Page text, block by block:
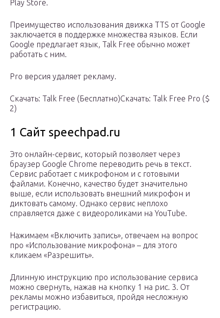
Play Store.
Преимущество использования движка TTS от Google
заключается в поддержке множества языков. Если
Google предлагает язык, Talk Free обычно может
работать с ним.
Pro версия удаляет рекламу.
Скачать: Talk Free (Бесплатно)Скачать: Talk Free Pro ($
2)
1 Сайт speechpad.ru
Это онлайн-сервис, который позволяет через
браузер Google Chrome переводить речь в текст.
Сервис работает с микрофоном и с готовыми
файлами. Конечно, качество будет значительно
выше, если использовать внешний микрофон и
диктовать самому. Однако сервис неплохо
справляется даже с видеороликами на YouTube.
Нажимаем «Включить запись», отвечаем на вопрос
про «Использование микрофона» – для этого
кликаем «Разрешить».
Длинную инструкцию про использование сервиса
можно свернуть, нажав на кнопку 1 на рис. 3. От
рекламы можно избавиться, пройдя несложную
регистрацию.